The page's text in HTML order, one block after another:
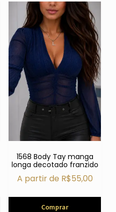
1568 Body Tay manga
longa decotado franzido
A partir de R$55,00
Comprar